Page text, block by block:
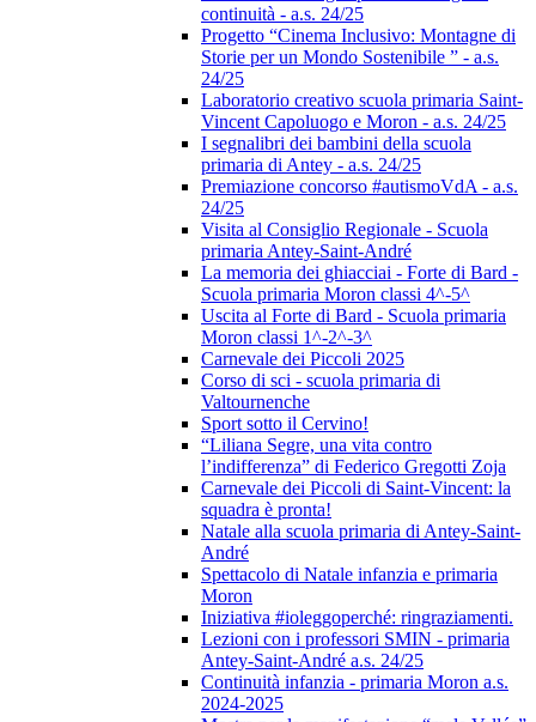
continuità - a.s. 24/25
Progetto “Cinema Inclusivo: Montagne di
Storie per un Mondo Sostenibile ” - a.s.
24/25
Laboratorio creativo scuola primaria Saint-
Vincent Capoluogo e Moron - a.s. 24/25
I segnalibri dei bambini della scuola
primaria di Antey - a.s. 24/25
Premiazione concorso #autismoVdA - a.s.
24/25
Visita al Consiglio Regionale - Scuola
primaria Antey-Saint-André
La memoria dei ghiacciai - Forte di Bard -
Scuola primaria Moron classi 4^-5^
Uscita al Forte di Bard - Scuola primaria
Moron classi 1^-2^-3^
Carnevale dei Piccoli 2025
Corso di sci - scuola primaria di
Valtournenche
Sport sotto il Cervino!
“Liliana Segre, una vita contro
l’indifferenza” di Federico Gregotti Zoja
Carnevale dei Piccoli di Saint-Vincent: la
squadra è pronta!
Natale alla scuola primaria di Antey-Saint-
André
Spettacolo di Natale infanzia e primaria
Moron
Iniziativa #ioleggoperché: ringraziamenti.
Lezioni con i professori SMIN - primaria
Antey-Saint-André a.s. 24/25
Continuità infanzia - primaria Moron a.s.
2024-2025